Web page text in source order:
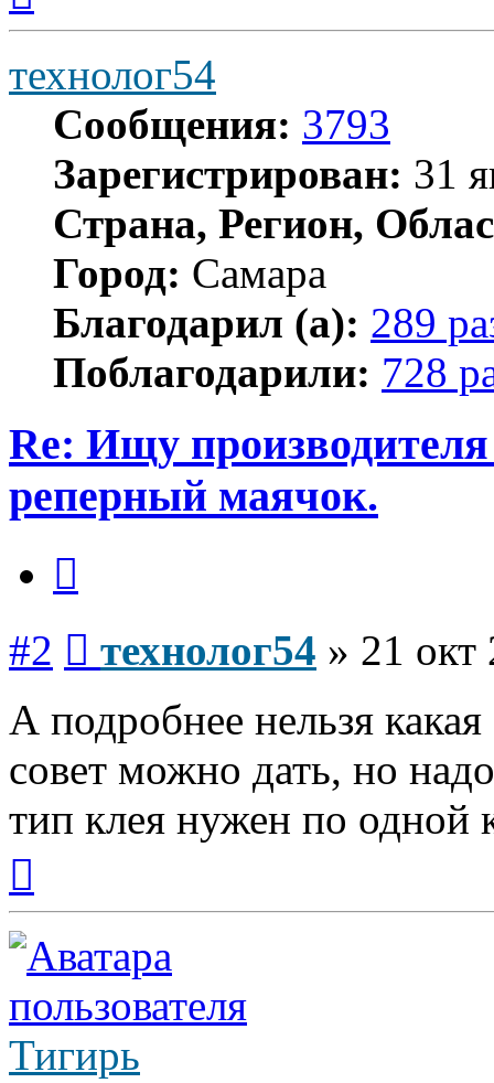
началу
технолог54
Сообщения: 3793
Зарегистрирован: 31
Страна, Регион,
Город: Самара
Благодарил (а): 289
Поблагодарили: 728
Re: Ищу
реперный маячок.
#2 технолог54 » 21 окт
А подробнее нельзя
совет можно дать, но
тип клея нужен по одной
началу
Тигирь